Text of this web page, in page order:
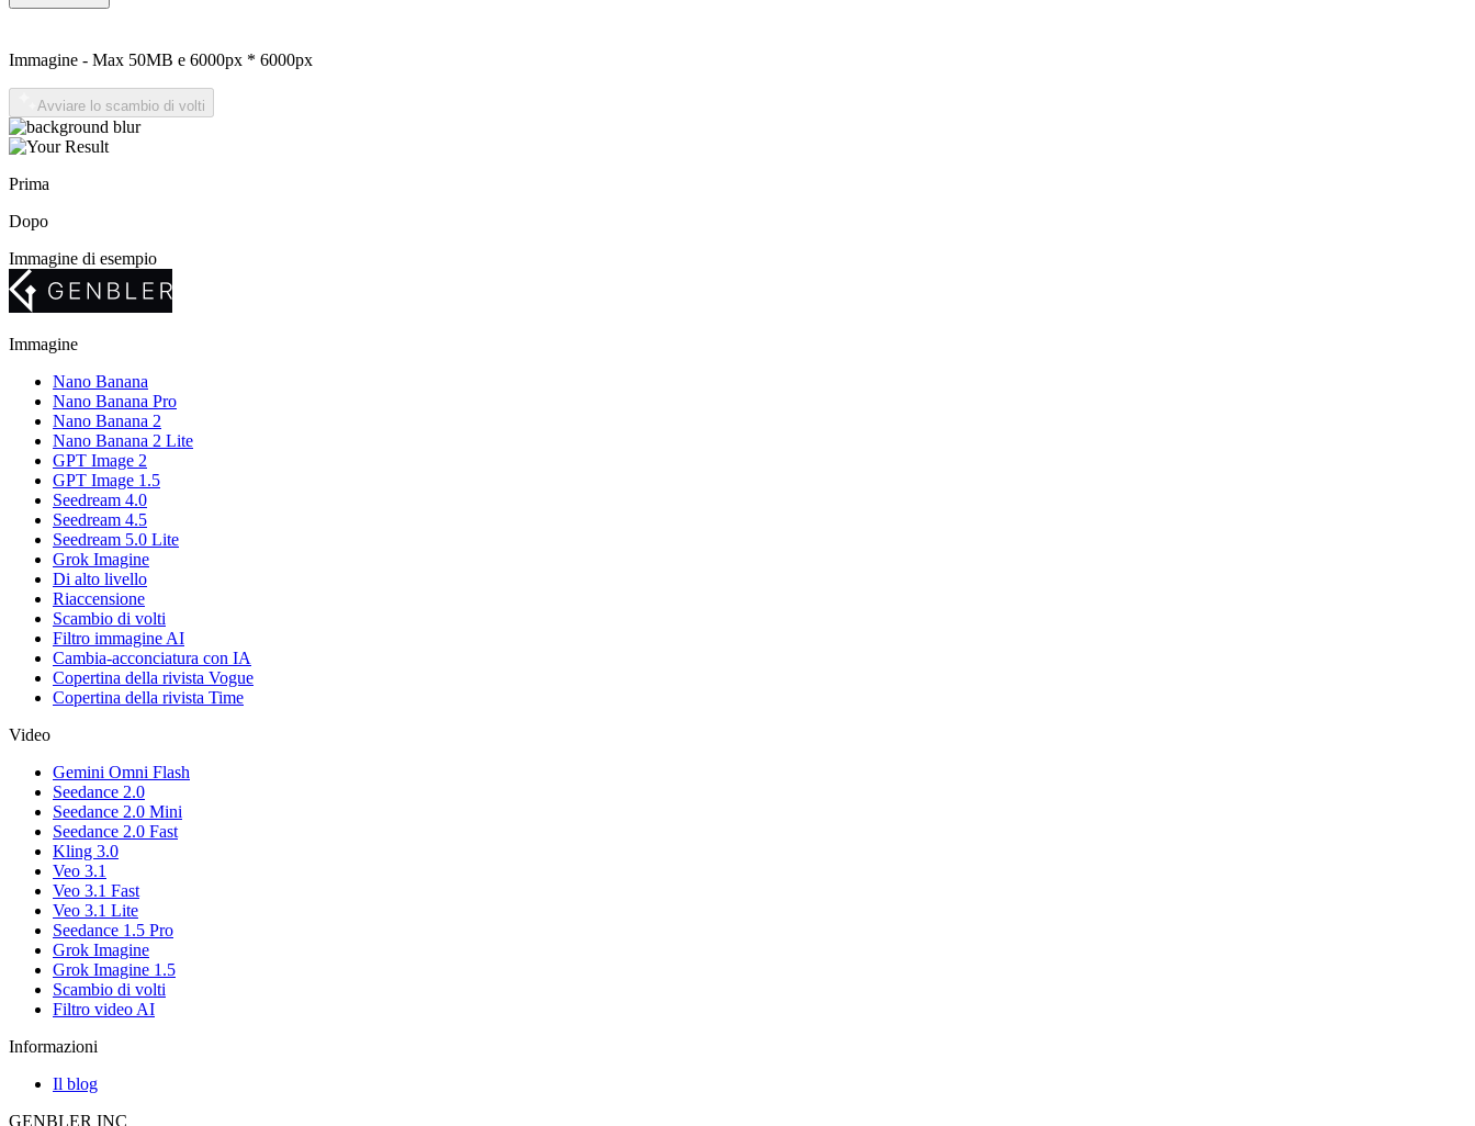
Immagine - Max 50MB e 6000px * 6000px
Avviare lo scambio di volti
Prima
Dopo
Immagine di esempio
Immagine
Nano Banana
Nano Banana Pro
Nano Banana 2
Nano Banana 2 Lite
GPT Image 2
GPT Image 1.5
Seedream 4.0
Seedream 4.5
Seedream 5.0 Lite
Grok Imagine
Di alto livello
Riaccensione
Scambio di volti
Filtro immagine AI
Cambia-acconciatura con IA
Copertina della rivista Vogue
Copertina della rivista Time
Video
Gemini Omni Flash
Seedance 2.0
Seedance 2.0 Mini
Seedance 2.0 Fast
Kling 3.0
Veo 3.1
Veo 3.1 Fast
Veo 3.1 Lite
Seedance 1.5 Pro
Grok Imagine
Grok Imagine 1.5
Scambio di volti
Filtro video AI
Informazioni
Il blog
GENBLER INC